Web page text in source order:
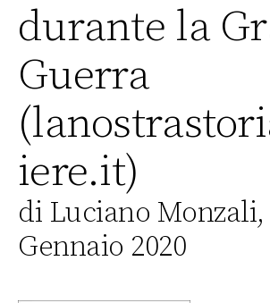
durante la
Guerra
iere.it)
di Luciano Monzali,
Gennaio 2020